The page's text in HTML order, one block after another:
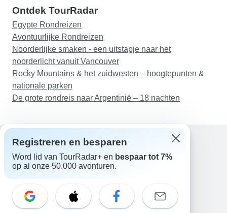
Ontdek TourRadar
Egypte Rondreizen
Avontuurlijke Rondreizen
Noorderlijke smaken - een uitstapje naar het
noorderlicht vanuit Vancouver
Rocky Mountains & het zuidwesten – hoogtepunten &
nationale parken
De grote rondreis naar Argentinië – 18 nachten
Hulp
Neem contact met ons op
E-mail: support@tourradar.com
Taal selecteren
Registreren en besparen
Word lid van TourRadar+ en bespaar tot 7%
op al onze 50.000 avonturen.